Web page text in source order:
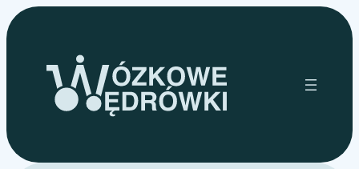
Przejdź
do